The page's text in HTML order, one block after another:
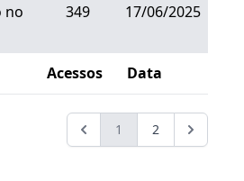
no
349 17/06/2025
Acessos Data
1 2